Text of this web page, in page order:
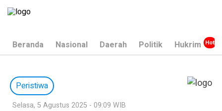
Beranda Nasional Daerah Politik Hukrim
Peristiwa
Selasa, 5 Agustus 2025 - 09:09 WIB